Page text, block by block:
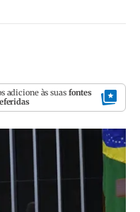
adicione às suas fontes